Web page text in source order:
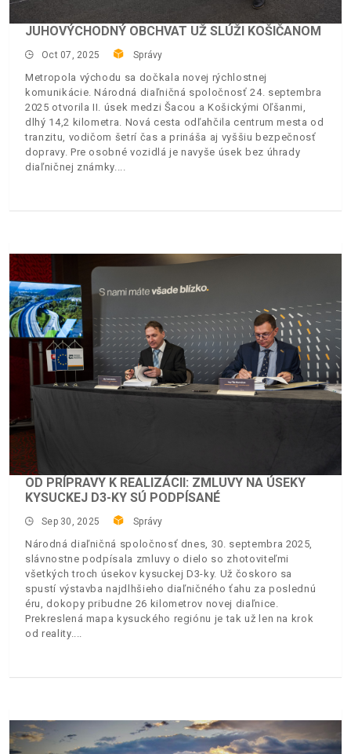
JUHOVÝCHODNÝ OBCHVAT UŽ SLÚŽI KOŠIČANOM
Oct 07, 2025 Správy
Metropola východu sa dočkala novej rýchlostnej
komunikácie. Národná diaľničná spoločnosť 24. septembra
2025 otvorila II. úsek medzi Šacou a Košickými Oľšanmi,
dlhý 14,2 kilometra. Nová cesta odľahčila centrum mesta od
tranzitu, vodičom šetrí čas a prináša aj vyššiu bezpečnosť
dopravy. Pre osobné vozidlá je navyše úsek bez úhrady
diaľničnej známky.
OD PRÍPRAVY K REALIZÁCII: ZMLUVY NA ÚSEKY
KYSUCKEJ D3-KY SÚ PODPÍSANÉ
Sep 30, 2025 Správy
Národná diaľničná spoločnosť dnes, 30. septembra 2025,
slávnostne podpísala zmluvy o dielo so zhotoviteľmi
všetkých troch úsekov kysuckej D3-ky. Už čoskoro sa
spustí výstavba najdlhšieho diaľničného ťahu za poslednú
éru, dokopy pribudne 26 kilometrov novej diaľnice.
Prekreslená mapa kysuckého regiónu je tak už len na krok
od reality.